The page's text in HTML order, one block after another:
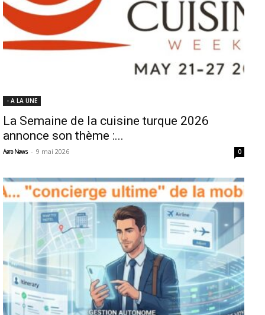
- A LA UNE
La Semaine de la cuisine turque 2026
annonce son thème :...
Aero News - 9 mai 2026 0